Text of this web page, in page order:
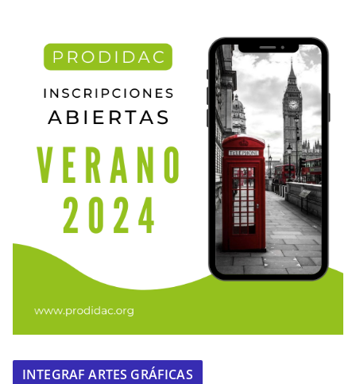
INTEGRAF ARTES GRÁFICAS